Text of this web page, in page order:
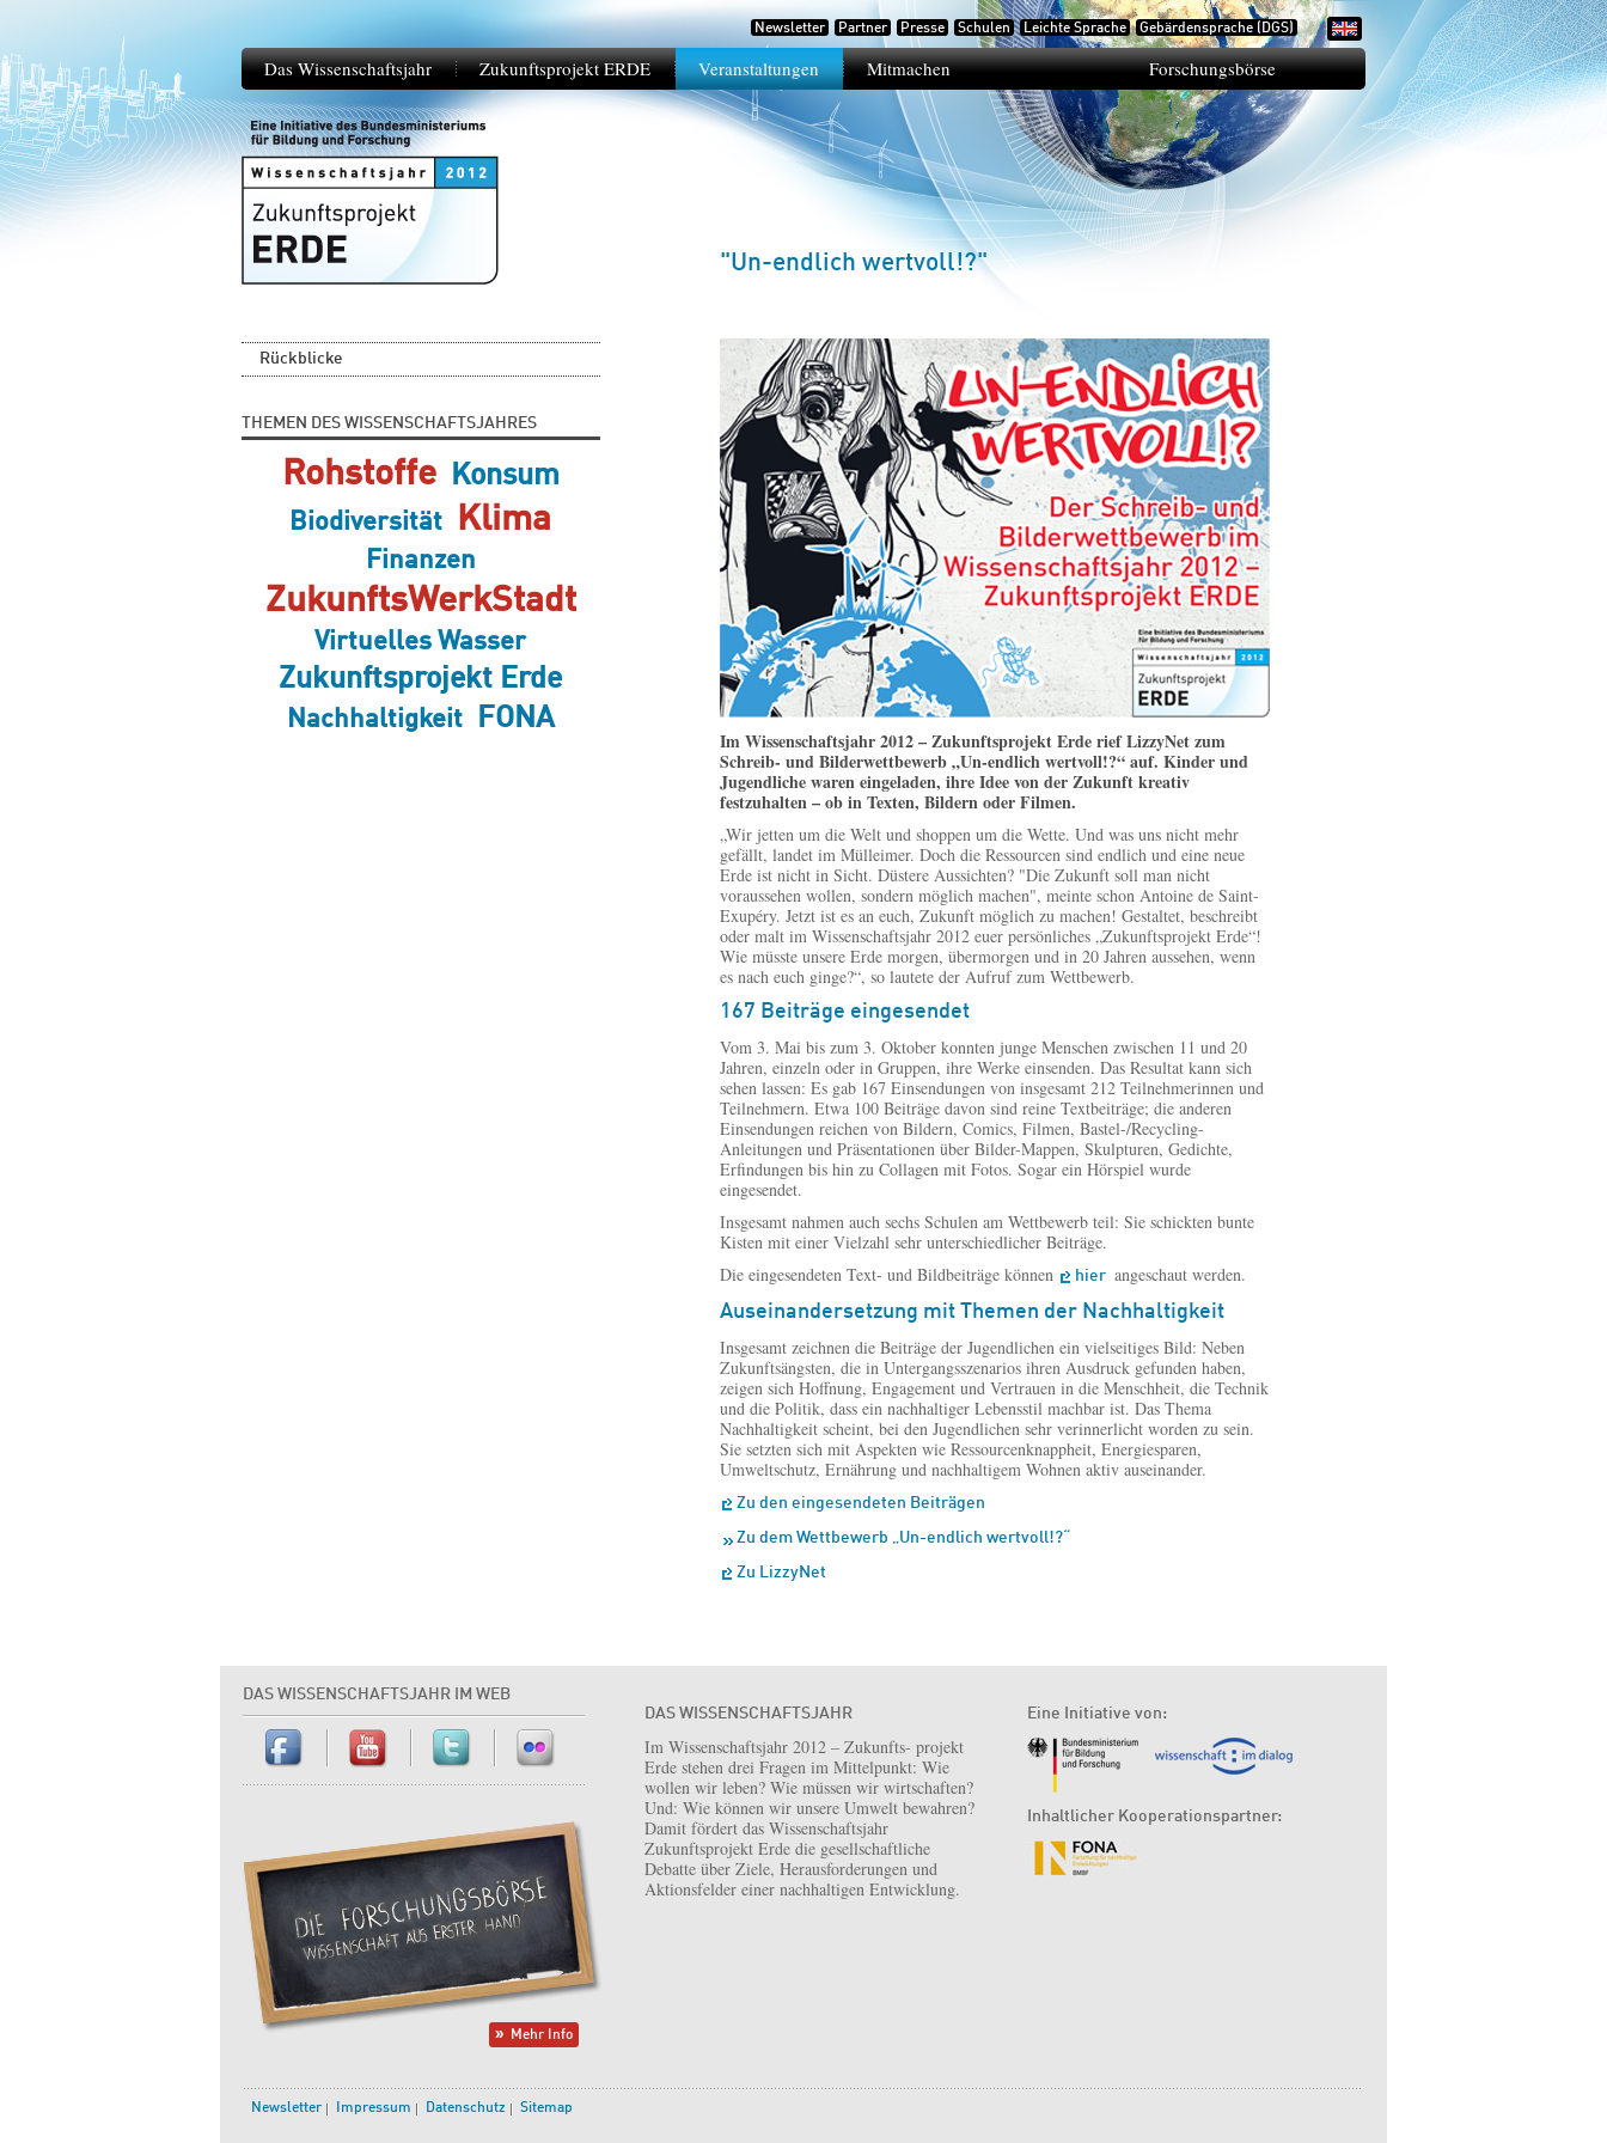
Newsletter Partner Presse Schulen Leichte Sprache Gebärdensprache (DGS)
Das Wissenschaftsjahr Zukunftsprojekt ERDE Veranstaltungen Mitmachen Forschungsbörse
Rückblicke
THEMEN DES WISSENSCHAFTSJAHRES
Rohstoffe Konsum
Biodiversität Klima
Finanzen
ZukunftsWerkStadt
Virtuelles Wasser
Zukunftsprojekt Erde
Nachhaltigkeit FONA
"Un-endlich wertvoll!?"
Im Wissenschaftsjahr 2012 – Zukunftsprojekt Erde rief LizzyNet zum
Schreib- und Bilderwettbewerb „Un-endlich wertvoll!?“ auf. Kinder und
Jugendliche waren eingeladen, ihre Idee von der Zukunft kreativ
festzuhalten – ob in Texten, Bildern oder Filmen.
„Wir jetten um die Welt und shoppen um die Wette. Und was uns nicht mehr
gefällt, landet im Mülleimer. Doch die Ressourcen sind endlich und eine neue
Erde ist nicht in Sicht. Düstere Aussichten? "Die Zukunft soll man nicht
voraussehen wollen, sondern möglich machen", meinte schon Antoine de Saint-
Exupéry. Jetzt ist es an euch, Zukunft möglich zu machen! Gestaltet, beschreibt
oder malt im Wissenschaftsjahr 2012 euer persönliches „Zukunftsprojekt Erde“!
Wie müsste unsere Erde morgen, übermorgen und in 20 Jahren aussehen, wenn
es nach euch ginge?“, so lautete der Aufruf zum Wettbewerb.
167 Beiträge eingesendet
Vom 3. Mai bis zum 3. Oktober konnten junge Menschen zwischen 11 und 20
Jahren, einzeln oder in Gruppen, ihre Werke einsenden. Das Resultat kann sich
sehen lassen: Es gab 167 Einsendungen von insgesamt 212 Teilnehmerinnen und
Teilnehmern. Etwa 100 Beiträge davon sind reine Textbeiträge; die anderen
Einsendungen reichen von Bildern, Comics, Filmen, Bastel-/Recycling-
Anleitungen und Präsentationen über Bilder-Mappen, Skulpturen, Gedichte,
Erfindungen bis hin zu Collagen mit Fotos. Sogar ein Hörspiel wurde
eingesendet.
Insgesamt nahmen auch sechs Schulen am Wettbewerb teil: Sie schickten bunte
Kisten mit einer Vielzahl sehr unterschiedlicher Beiträge.
Die eingesendeten Text- und Bildbeiträge können
hier angeschaut werden.
Auseinandersetzung mit Themen der Nachhaltigkeit
Insgesamt zeichnen die Beiträge der Jugendlichen ein vielseitiges Bild: Neben
Zukunftsängsten, die in Untergangsszenarios ihren Ausdruck gefunden haben,
zeigen sich Hoffnung, Engagement und Vertrauen in die Menschheit, die Technik
und die Politik, dass ein nachhaltiger Lebensstil machbar ist. Das Thema
Nachhaltigkeit scheint, bei den Jugendlichen sehr verinnerlicht worden zu sein.
Sie setzten sich mit Aspekten wie Ressourcenknappheit, Energiesparen,
Umweltschutz, Ernährung und nachhaltigem Wohnen aktiv auseinander.
Zu den eingesendeten Beiträgen
Zu dem Wettbewerb „Un-endlich wertvoll!?“
Zu LizzyNet
DAS WISSENSCHAFTSJAHR IM WEB
Mehr Info
DAS WISSENSCHAFTSJAHR
Im Wissenschaftsjahr 2012 – Zukunfts- projekt
Erde stehen drei Fragen im Mittelpunkt: Wie
wollen wir leben? Wie müssen wir wirtschaften?
Und: Wie können wir unsere Umwelt bewahren?
Damit fördert das Wissenschaftsjahr
Zukunftsprojekt Erde die gesellschaftliche
Debatte über Ziele, Herausforderungen und
Aktionsfelder einer nachhaltigen Entwicklung.
Eine Initiative von:
Inhaltlicher Kooperationspartner:
Newsletter Impressum Datenschutz Sitemap